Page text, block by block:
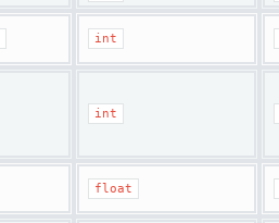
int
int
float